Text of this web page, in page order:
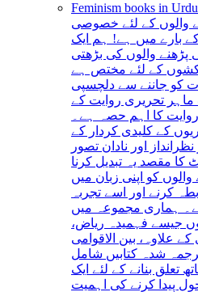
Feminism books in Urdu
والوں کے لئے خصوصی
بارے میں ہے! ہم ایک
پڑھنے والوں کی بڑھتی
کے لئے مختص ہے
کو جاننے سے دلچسپی
ماہر تحریری روایت کے
کا اہم حصہ ہے۔
کے کلیدی کردار کے
اور نادان تصور
مقصد یہ تبدیل کرنا
والوں کو اپنی زبان میں
کرنے اور اسے تجربہ
ہماری مجموعہ میں
جیسے فہمیدہ ریاض،
علاوہ، بین الاقوامی
شدہ کتابیں شامل
بنانے کے لئے ایک
پیدا کرنے کی اہمیت